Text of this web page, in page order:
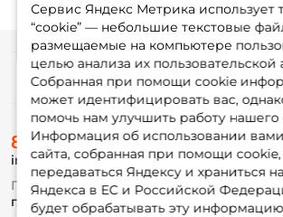
Сервис Яндекс Метрика использует
“cookie” — небольшие текстовые
размещаемые на компьютере
целью анализа их пользовательской
Собранная при помощи cookie
может идентифицировать вас,
помочь нам улучшить работу нашего
Информация об использовании
сайта, собранная при помощи cookie,
передаваться Яндексу и храниться
Яндекса в ЕС и Российской
будет обрабатывать эту
Информация
О магазине
Доставка
Оплата
Fox-bonus
Гуру
8 (495) 532-77-88
info@foxfishing.ru
По вопросам с заказом
г. Москва, ул. Плеханова д.7